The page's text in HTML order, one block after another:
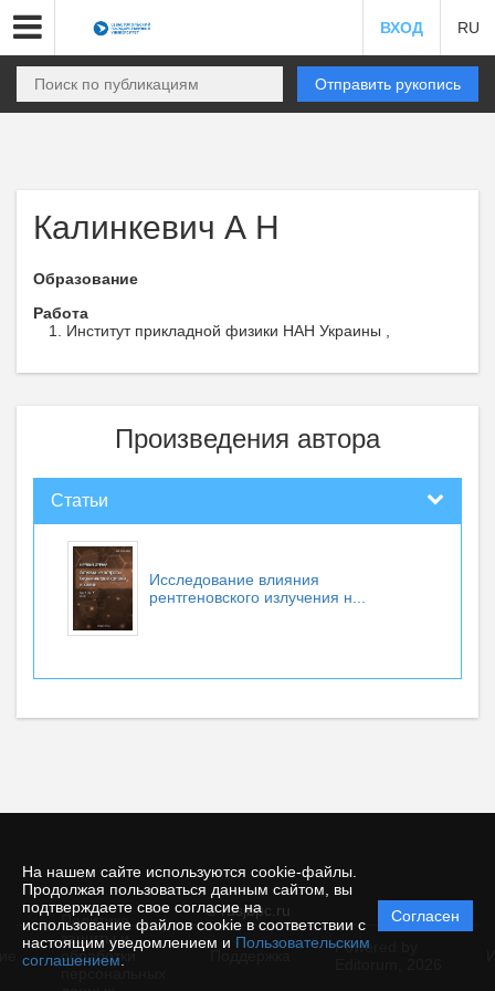
На нашем сайте используются cookie-файлы.
Продолжая пользоваться данным сайтом, вы
подтверждаете свое согласие на
использование файлов cookie в соответствии с
настоящим уведомлением и Пользовательским
соглашением
Согласен
ВХОД RU
Отправить рукопись
Калинкевич А Н
Образование
Работа
Институт прикладной физики НАН Украины ,
Произведения автора
Статьи
Исследование влияния
рентгеновского излучения н...
© rusjbpc.ru
Политика
защиты и
обработки
Powered by